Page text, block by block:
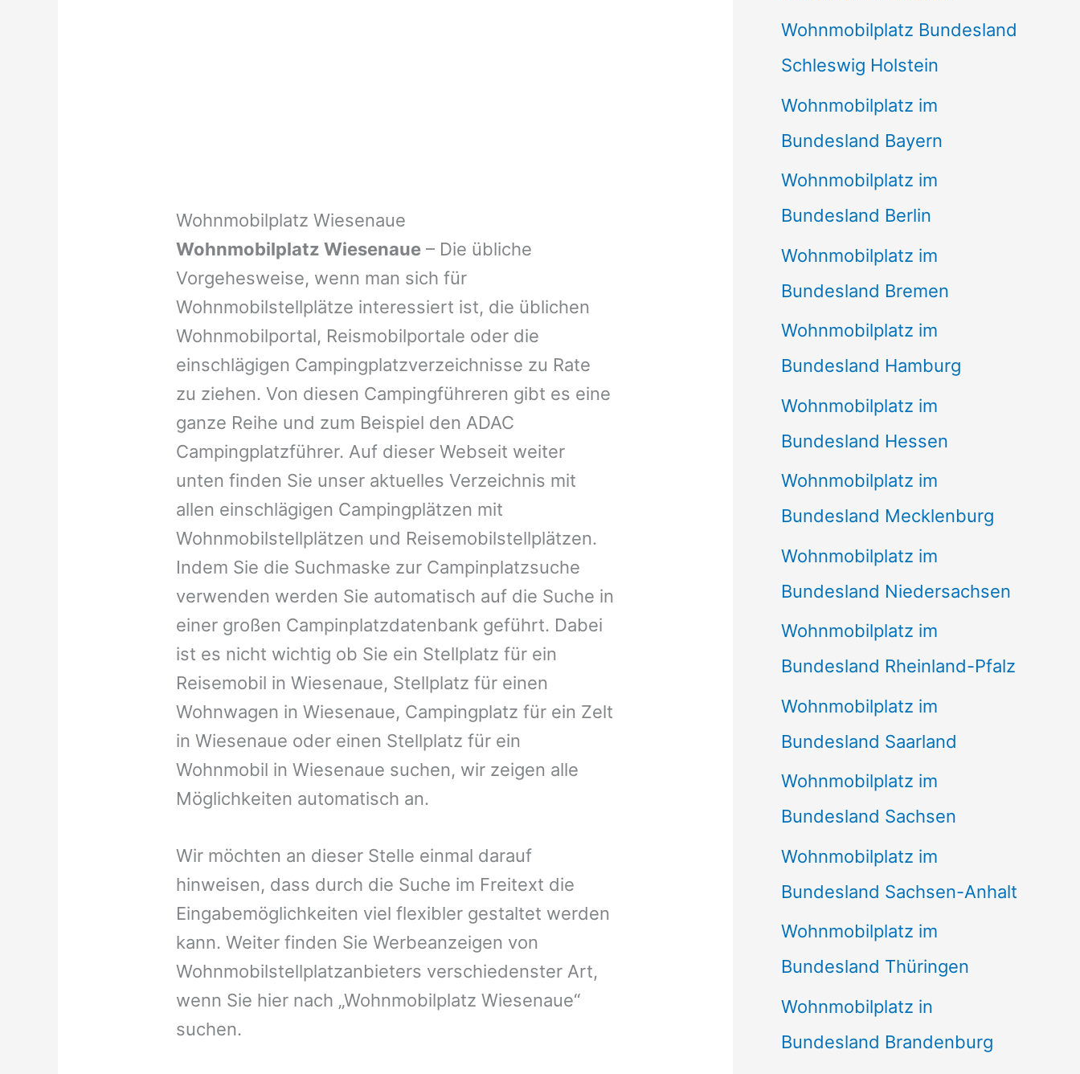
Wohnmobilplatz Wiesenaue
Wohnmobilplatz Wiesenaue– Die übliche
Vorgehesweise, wenn man sich für
Wohnmobilstellplätze interessiert ist, die üblichen
Wohnmobilportal, Reismobilportale oder die
einschlägigen Campingplatzverzeichnisse zu Rate
zu ziehen. Von diesen Campingführeren gibt es eine
ganze Reihe und zum Beispiel den ADAC
Campingplatzführer. Auf dieser Webseit weiter
unten finden Sie unser aktuelles Verzeichnis mit
allen einschlägigen Campingplätzen mit
Wohnmobilstellplätzen und Reisemobilstellplätzen.
Indem Sie die Suchmaske zur Campinplatzsuche
verwenden werden Sie automatisch auf die Suche in
einer großen Campinplatzdatenbank geführt. Dabei
ist es nicht wichtig ob Sie ein Stellplatz für ein
Reisemobil in Wiesenaue, Stellplatz für einen
Wohnwagen in Wiesenaue, Campingplatz für ein Zelt
in Wiesenaue oder einen Stellplatz für ein
Wohnmobil in Wiesenaue suchen, wir zeigen alle
Möglichkeiten automatisch an.
Wir möchten an dieser Stelle einmal darauf
hinweisen, dass durch die Suche im Freitext die
Eingabemöglichkeiten viel flexibler gestaltet werden
kann. Weiter finden Sie Werbeanzeigen von
Wohnmobilstellplatzanbieters verschiedenster Art,
wenn Sie hier nach „Wohnmobilplatz Wiesenaue“
suchen.
Wohnmobilplatz Bundesland
Schleswig Holstein
Wohnmobilplatz im
Bundesland Bayern
Wohnmobilplatz im
Bundesland Berlin
Wohnmobilplatz im
Bundesland Bremen
Wohnmobilplatz im
Bundesland Hamburg
Wohnmobilplatz im
Bundesland Hessen
Wohnmobilplatz im
Bundesland Mecklenburg
Wohnmobilplatz im
Bundesland Niedersachsen
Wohnmobilplatz im
Bundesland Rheinland-Pfalz
Wohnmobilplatz im
Bundesland Saarland
Wohnmobilplatz im
Bundesland Sachsen
Wohnmobilplatz im
Bundesland Sachsen-Anhalt
Wohnmobilplatz im
Bundesland Thüringen
Wohnmobilplatz in
Bundesland Brandenburg